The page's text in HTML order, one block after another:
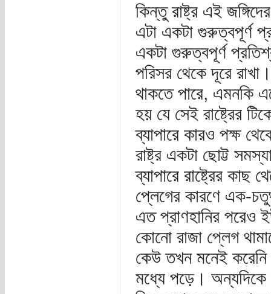
কিন্তু রাষ্ট্র এই
এটা একটা গুরুত্বপূর্ণ
একটা গুরুত্বপূর্ণ
পরিসর থেকে দূরে
থাকতে পারে, এমনকি
হয় যে সেই রাষ্ট্রের
ব্যাপারে কারও পক্ষ
রাষ্ট্র একটা ছোট্ট
ব্যাপারে রাষ্ট্রের
প্লেগের কারণে এক-
এত প্রাণহানির পরেও
কোনো রাজা প্লেগ
কেউ তখন মনেই করেনি
মধ্যে পড়ে। অন্যদিকে